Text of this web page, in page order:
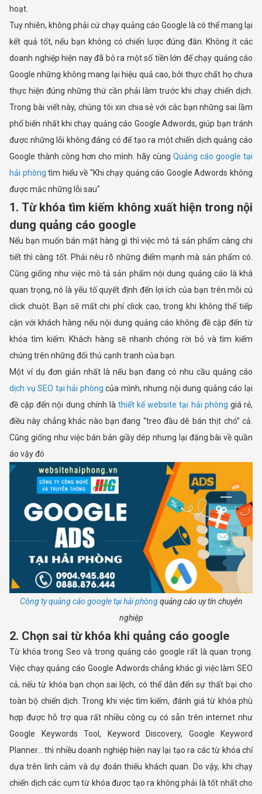
hoạt.
Tuy nhiên, không phải cứ chạy quảng cáo Google là có thể mang lại
kết quả tốt, nếu bạn không có chiến lược đúng đắn. Không ít các
doanh nghiệp hiện nay đã bỏ ra một số tiền lớn để chạy quảng cáo
Google những không mang lại hiệu quả cao, bởi thực chất họ chưa
thực hiện đúng những thứ cần phải làm trước khi chạy chiến dịch.
Trong bài viết này, chúng tôi xin chia sẻ với các bạn những sai lầm
phổ biến nhất khi chạy quảng cáo Google Adwords, giúp bạn tránh
được những lỗi không đáng có để tạo ra một chiến dịch quảng cáo
Google thành công hơn cho mình. hãy cùng Quảng cáo google tại
hải phòng tìm hiểu về "Khi chạy quảng cáo Google Adwords không
được mắc những lỗi sau"
1. Từ khóa tìm kiếm không xuất hiện trong nội
dung quảng cáo google
Nếu bạn muốn bán mặt hàng gì thì việc mô tả sản phẩm càng chi
tiết thì càng tốt. Phải nêu rõ những điểm mạnh mà sản phẩm có.
Cũng giống như việc mô tả sản phẩm nội dung quảng cáo là khá
quan trọng, nó là yếu tố quyết định đến lợi ích của bạn trên mỗi cú
click chuột. Bạn sẽ mất chi phí click cao, trong khi không thể tiếp
cận với khách hàng nếu nội dung quảng cáo không đề cập đến từ
khóa tìm kiếm. Khách hàng sẽ nhanh chóng rời bỏ và tìm kiếm
chúng trên những đối thủ cạnh tranh của bạn.
Một ví dụ đơn giản nhất là nếu bạn đang có nhu cầu quảng cáo
dịch vụ SEO tại hải phòng của mình, nhưng nội dung quảng cáo lại
đề cập đến nội dung chính là thiết kế website tại hải phòng giá rẻ,
điều này chẳng khác nào bạn đang “treo đầu dê bán thịt chó” cả.
Cũng giống như việc bán bán giầy dép nhưng lại đăng bài về quần
áo vậy đó
Công ty quảng cáo google tại hải phòngquảng cáo uy tín chuyên
nghiệp
2. Chọn sai từ khóa khi quảng cáo google
Từ khóa trong Seo và trong quảng cáo google rất là quan trọng.
Việc chạy quảng cáo Google Adwords chẳng khác gì việc làm SEO
cả, nếu từ khóa bạn chọn sai lệch, có thể dẫn đến sự thất bại cho
toàn bộ chiến dịch. Trong khi việc tìm kiếm, đánh giá từ khóa phù
hợp được hỗ trợ qua rất nhiều công cụ có sẵn trên internet như
Google Keywords Tool, Keyword Discovery, Google Keyword
Planner… thì nhiều doanh nghiệp hiện nay lại tạo ra các từ khóa chỉ
dựa trên linh cảm và dự đoán thiếu khách quan. Do vậy, khi chạy
chiến dịch các cụm từ khóa được tạo ra không phải là tốt nhất cho